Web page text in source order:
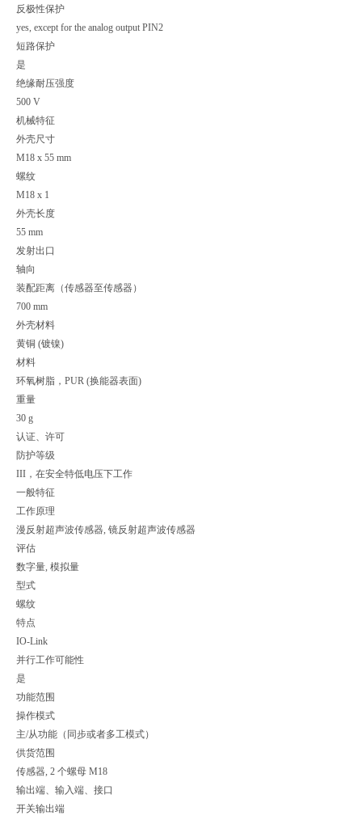
反极性保护
yes, except for the analog output PIN2
短路保护
是
绝缘耐压强度
500 V
机械特征
外壳尺寸
M18 x 55 mm
螺纹
M18 x 1
外壳长度
55 mm
发射出口
轴向
装配距离（传感器至传感器）
700 mm
外壳材料
黄铜 (镀镍)
材料
环氧树脂，PUR (换能器表面)
重量
30 g
认证、许可
防护等级
III，在安全特低电压下工作
一般特征
工作原理
漫反射超声波传感器, 镜反射超声波传感器
评估
数字量, 模拟量
型式
螺纹
特点
IO-Link
并行工作可能性
是
功能范围
操作模式
主/从功能（同步或者多工模式）
供货范围
传感器, 2 个螺母 M18
输出端、输入端、接口
开关输出端